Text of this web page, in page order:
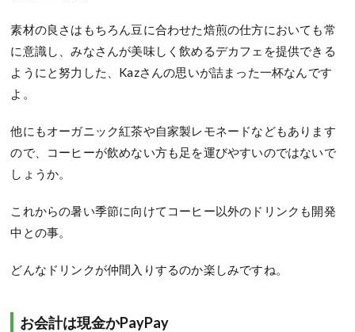
素材の良さはもちろん豆に合わせた焙煎の仕方においても常
に意識し、みなさんが美味しく飲めるデカフェを提供できる
ようにと努力した、Kazさんの思いが詰まった一杯なんです
よ。
他にもオーガニック紅茶や自家製レモネードなどもあります
ので、コーヒーが飲めない方も足を運びやすいのではないで
しょうか。
これからの暑い季節に向けてコーヒー以外のドリンクも開発
中との事。
どんなドリンクが仲間入りするのか楽しみですね。
お会計は現金かPayPay